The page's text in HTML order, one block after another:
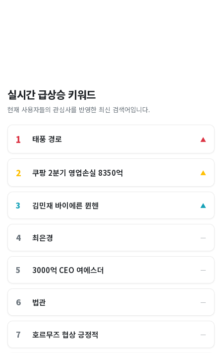
실시간 급상승 키워드
현재 사용자들의 관심사를 반영한 최신 검색어입니다.
1 태풍 경로 ▲
2 쿠팡 2분기 영업손실 8350억 ▲
3 김민재 바이에른 뮌헨 ▲
4 최은경 ―
5 3000억 CEO 여에스더 ―
6 법관 ―
7 호르무즈 협상 긍정적 ―